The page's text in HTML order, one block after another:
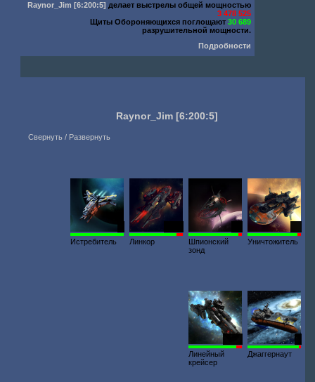
Raynor_Jim [6:200:5] делает выстрелы общей мощностью
3 478 525
Щиты Обороняющихся поглощают30 689
разрушительной мощности.
Подробности
Raynor_Jim [6:200:5]
Свернуть / Развернуть
Истребитель
Линкор
Шпионский
зонд
Уничтожитель
Линейный
крейсер
Джаггернаут